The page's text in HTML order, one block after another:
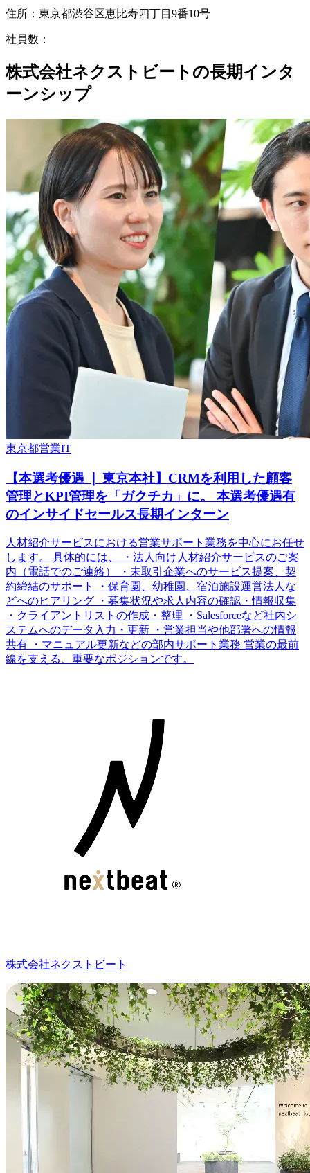
住所： 東京都渋谷区恵比寿四丁目9番10号
社員数：
株式会社ネクストビートの長期インタ
ーンシップ
東京都営業IT
【本選考優遇 ❘ 東京本社】CRMを利用した顧客
管理とKPI管理を「ガクチカ」に。 本選考優遇有
のインサイドセールス長期インターン
人材紹介サービスにおける営業サポート業務を中心にお任せ
します。 具体的には、 ・法人向け人材紹介サービスのご案
内（電話でのご連絡） ・未取引企業へのサービス提案、契
約締結のサポート ・保育園、幼稚園、宿泊施設運営法人な
どへのヒアリング ・募集状況や求人内容の確認・情報収集
・クライアントリストの作成・整理 ・Salesforceなど社内シ
ステムへのデータ入力・更新 ・営業担当や他部署への情報
共有 ・マニュアル更新などの部内サポート業務 営業の最前
線を支える、重要なポジションです。
株式会社ネクストビート